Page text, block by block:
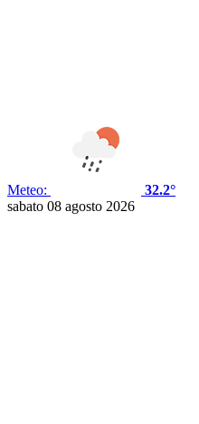
Meteo:
32.2°
sabato 08 agosto 2026